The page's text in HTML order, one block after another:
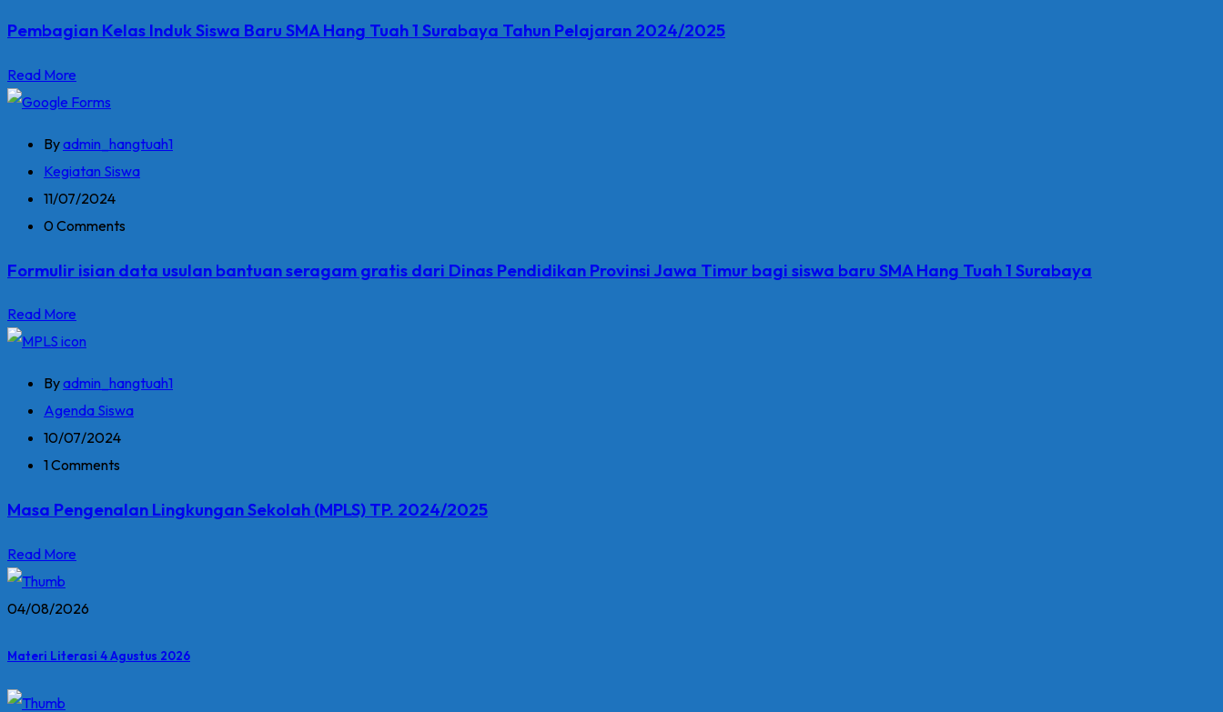
Pembagian Kelas Induk Siswa Baru SMA Hang Tuah 1 Surabaya Tahun Pelajaran 2024/2025
Read More
Byadmin_hangtuah1
Kegiatan Siswa
11/07/2024
0 Comments
Formulir isian data usulan bantuan seragam gratis dari Dinas Pendidikan Provinsi Jawa Timur bagi siswa baru SMA Hang Tuah 1 Surabaya
Read More
Byadmin_hangtuah1
Agenda Siswa
10/07/2024
1 Comments
Masa Pengenalan Lingkungan Sekolah (MPLS) TP. 2024/2025
Read More
04/08/2026
Materi Literasi 4 Agustus 2026